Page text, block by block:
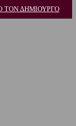
ΤΟΝ ΔΗΜΙΟΥΡΓΟ